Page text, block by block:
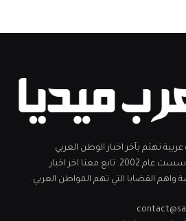
تهتم بآخر اخبار الوطن العربي
والشرق الأوسط والعالم، تأسست عام 2002. تابع معنا اخر اخبار
واهم القضايا التي تهم المواطن العربي.